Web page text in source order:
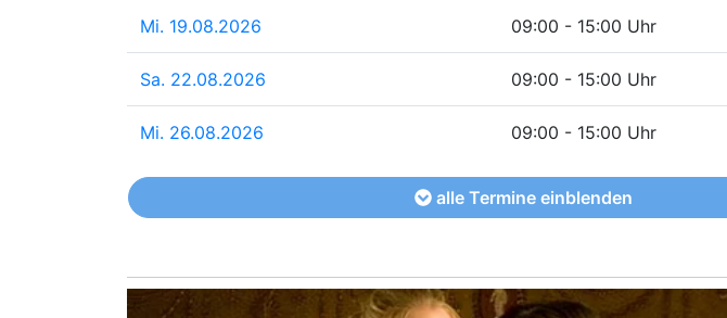
Mi. 19.08.2026 09:00 - 15:00 Uhr
Sa. 22.08.2026 09:00 - 15:00 Uhr
Mi. 26.08.2026 09:00 - 15:00 Uhr
alle Termine einblenden